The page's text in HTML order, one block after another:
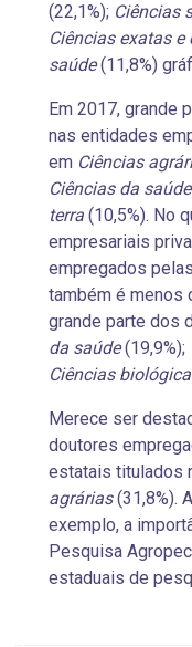
(22,1%); Ciências
Ciências exatas e
saúde(11,8%)
Em 2017, grande
nas entidades
em Ciências
Ciências da saúde
terra (10,5%). No
empresariais
empregados
também é menos
grande parte dos
da saúde(19,9%);
Ciências
Merece ser
doutores
estatais titulados
agrárias(31,8%).
exemplo, a
Pesquisa
estaduais de